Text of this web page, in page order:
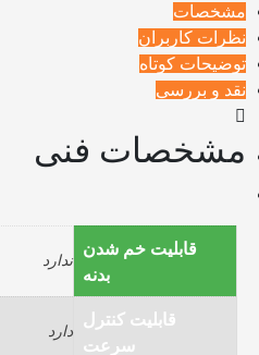
مشخصات
نظرات کاربران
توضیحات کوتاه
نقد و بررسی
مشخصات فنی
قابلیت خم شدن
بدنه
ندارد
قابلیت کنترل
سرعت
دارد